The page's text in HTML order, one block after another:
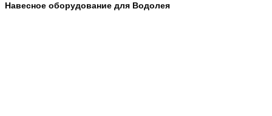
Навесное оборудование для Водолея